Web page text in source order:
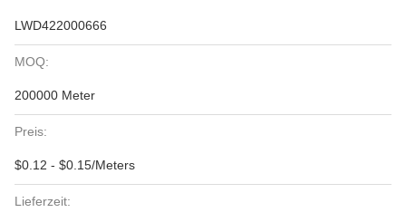
LWD422000666
MOQ:
200000 Meter
Preis:
$0.12 - $0.15/Meters
Lieferzeit: